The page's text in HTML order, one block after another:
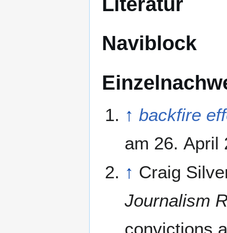
Naviblock
↑ backfire
am 26. April
↑ Craig
Journalism
convictions